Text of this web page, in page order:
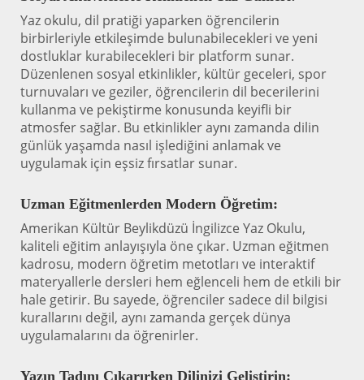
Yaz okulu, dil pratiği yaparken öğrencilerin
birbirleriyle etkileşimde bulunabilecekleri ve yeni
dostluklar kurabilecekleri bir platform sunar.
Düzenlenen sosyal etkinlikler, kültür geceleri, spor
turnuvaları ve geziler, öğrencilerin dil becerilerini
kullanma ve pekiştirme konusunda keyifli bir
atmosfer sağlar. Bu etkinlikler aynı zamanda dilin
günlük yaşamda nasıl işlediğini anlamak ve
uygulamak için eşsiz fırsatlar sunar.
Uzman Eğitmenlerden Modern Öğretim:
Amerikan Kültür Beylikdüzü İngilizce Yaz Okulu,
kaliteli eğitim anlayışıyla öne çıkar. Uzman eğitmen
kadrosu, modern öğretim metotları ve interaktif
materyallerle dersleri hem eğlenceli hem de etkili bir
hale getirir. Bu sayede, öğrenciler sadece dil bilgisi
kurallarını değil, aynı zamanda gerçek dünya
uygulamalarını da öğrenirler.
Yazın Tadını Çıkarırken Dilinizi Geliştirin: